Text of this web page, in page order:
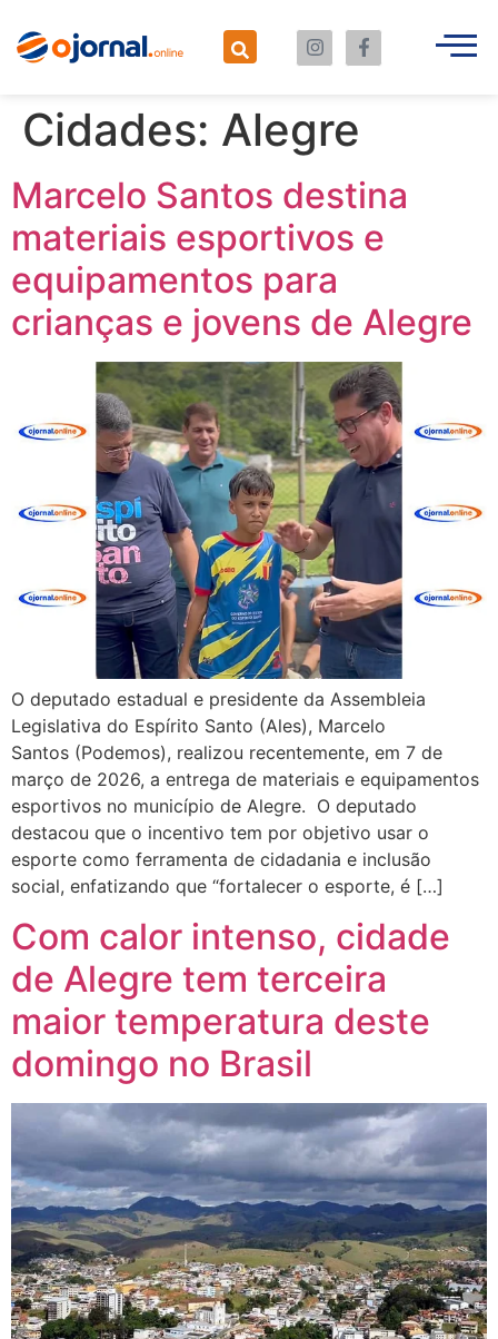
Cidades: Alegre
Marcelo Santos destina
materiais esportivos e
equipamentos para
crianças e jovens de Alegre
O deputado estadual e presidente da Assembleia
Legislativa do Espírito Santo (Ales), Marcelo
Santos (Podemos), realizou recentemente, em 7 de
março de 2026, a entrega de materiais e equipamentos
esportivos no município de Alegre. O deputado
destacou que o incentivo tem por objetivo usar o
esporte como ferramenta de cidadania e inclusão
social, enfatizando que “fortalecer o esporte, é […]
Com calor intenso, cidade
de Alegre tem terceira
maior temperatura deste
domingo no Brasil